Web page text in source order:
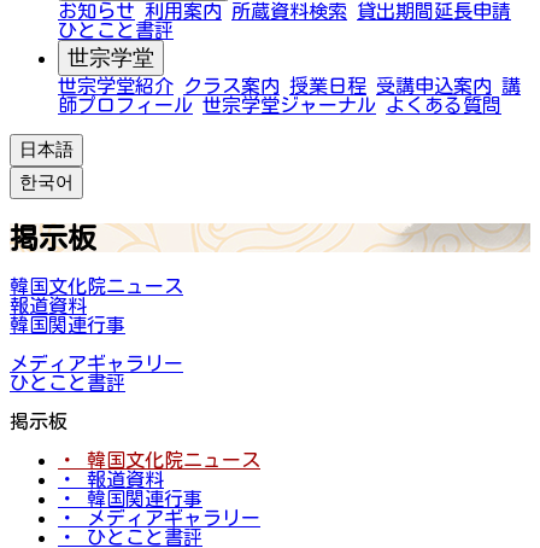
お知らせ 利用案内 所蔵資料検索
貸出期間延長申請
ひとこと書評
世宗学堂
世宗学堂紹介 クラス案内 授業日程 受講申込案内 講
師プロフィール 世宗学堂ジャーナル よくある質問
日本語
한국어
掲示板
韓国文化院ニュース
報道資料
韓国関連行事
メディアギャラリー
ひとこと書評
掲示板
・ 韓国文化院ニュース
・ 報道資料
・ 韓国関連行事
・ メディアギャラリー
・ ひとこと書評